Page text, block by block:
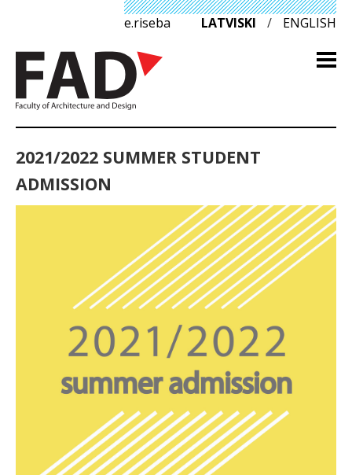
e.riseba LATVISKI / ENGLISH
2021/2022 SUMMER STUDENT
ADMISSION